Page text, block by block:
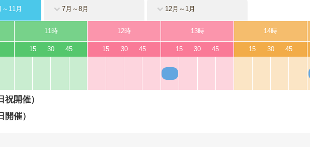
11月 7月～8月 12月～1月
11時 12時 13時 14時
15 30 45 15 30 45 15 30 45 15 30 45
祝開催）
開催）